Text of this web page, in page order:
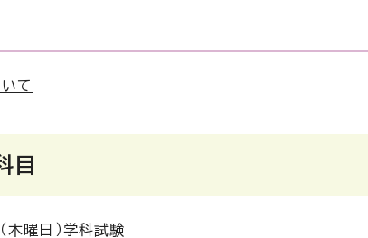
て
目
曜日）学科試験